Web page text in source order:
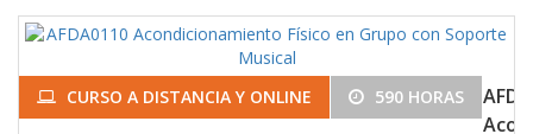
CURSO A DISTANCIA Y ONLINE 590 HORAS